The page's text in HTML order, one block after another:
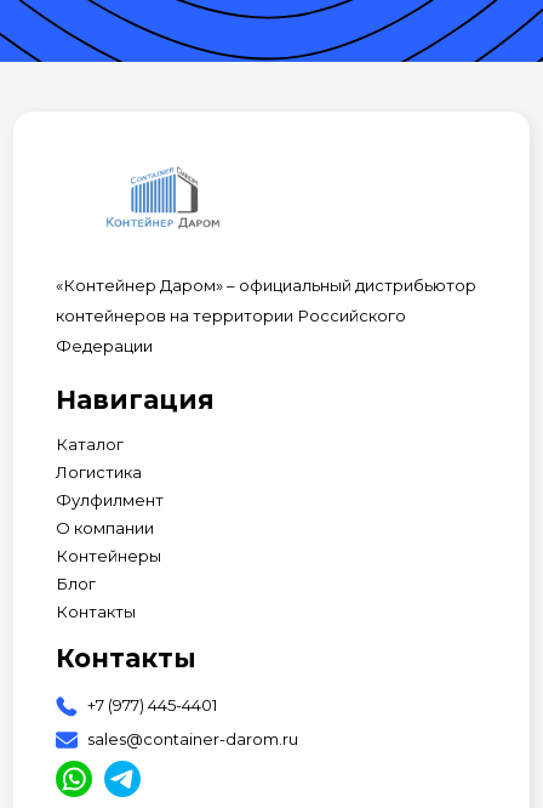
«Контейнер Даром» – официальный дистрибьютор
контейнеров на территории Российского
Федерации
Навигация
Каталог
Логистика
Фулфилмент
О компании
Контейнеры
Блог
Контакты
Контакты
+7 (977) 445-4401
sales@container-darom.ru